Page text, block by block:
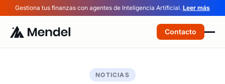
Gestiona tus finanzas con agentes de Inteligencia Artificial. Leer más
Contacto
NOTICIAS